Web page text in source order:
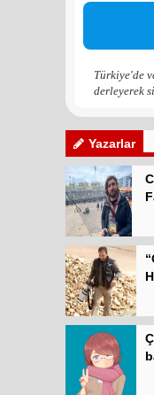
Türkiye'de
derleyerek
Yazarlar